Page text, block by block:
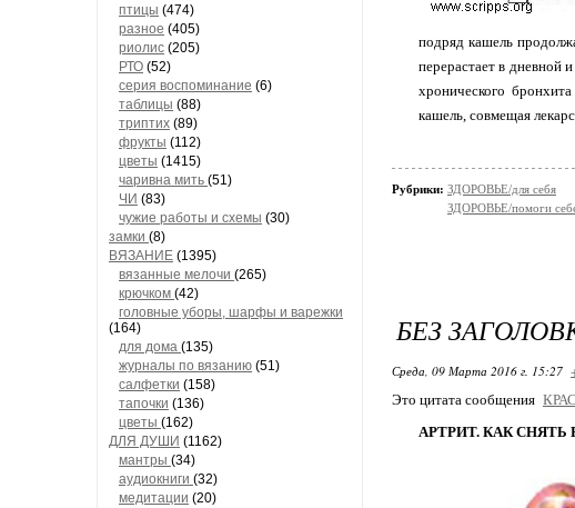
птицы (474)
разное (405)
риолис (205)
РТО (52)
серия воспоминание (6)
таблицы (88)
триптих (89)
фрукты (112)
цветы (1415)
чаривна мить (51)
ЧИ (83)
чужие работы и схемы (30)
замки (8)
ВЯЗАНИЕ (1395)
вязанные мелочи (265)
крючком (42)
головные уборы, шарфы и варежки
(164)
для дома (135)
журналы по вязанию (51)
салфетки (158)
тапочки (136)
цветы (162)
ДЛЯ ДУШИ (1162)
мантры (34)
аудиокниги (32)
медитации (20)
подряд кашель
перерастает в дневной
хронического
кашель, совмещая
Рубрики: ЗДОРОВЬЕ/для себя
ЗДОРОВЬЕ/помоги
БЕЗ
Среда, 09 Марта 2016 г. 15:27
Это цитата сообщения
АРТРИТ. КАК